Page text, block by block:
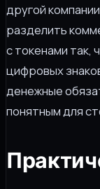
другой
разделить
с токенами так,
цифровых
денежные
понятным для